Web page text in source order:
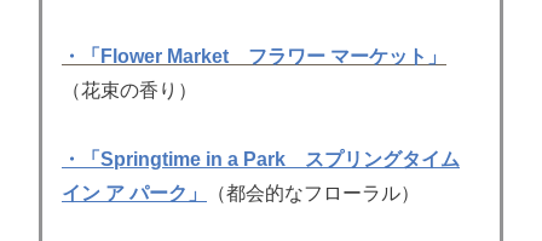
・「Flower Market フラワー マーケット」
（花束の香り）
・「Springtime in a Park スプリングタイム
イン ア パーク」
（都会的なフローラル）